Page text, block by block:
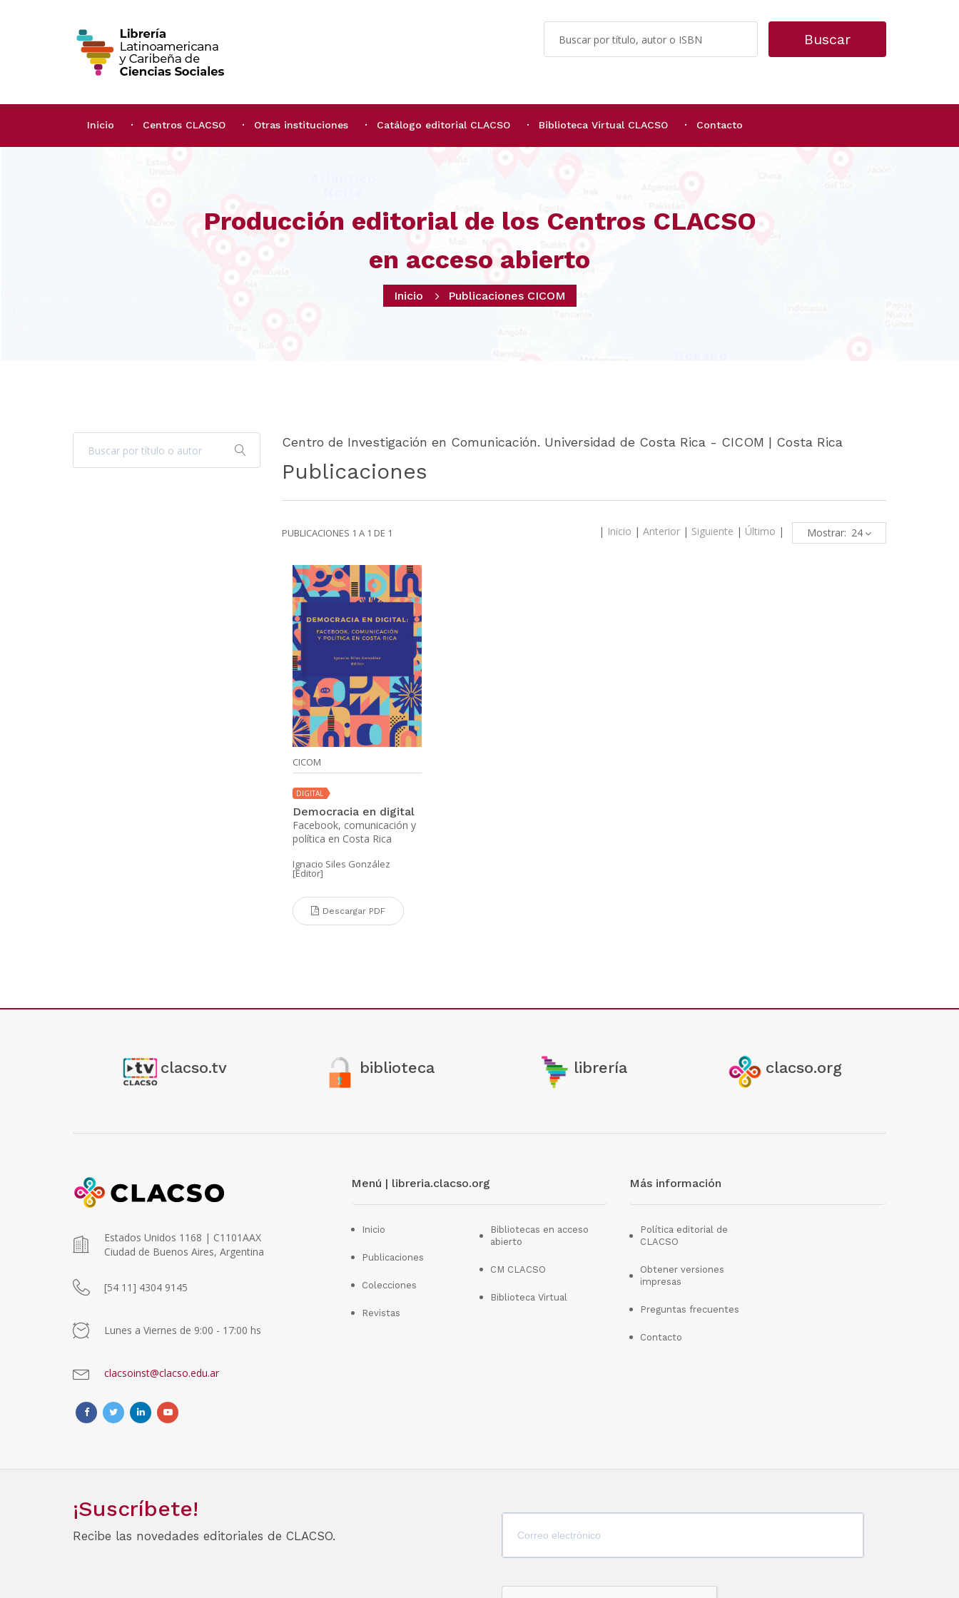
Buscar
Inicio Centros CLACSO Otras instituciones Catálogo editorial CLACSO Biblioteca Virtual CLACSO Contacto
Producción editorial de los Centros CLACSO
en acceso abierto
Inicio Publicaciones CICOM
Centro de Investigación en Comunicación. Universidad de Costa Rica - CICOM | Costa Rica
Publicaciones
PUBLICACIONES 1 A 1 DE 1 | Inicio | Anterior | Siguiente | Último | Mostrar:
CICOM
DIGITAL
Democracia en digital
Facebook, comunicación y
política en Costa Rica
Ignacio Siles González
[Editor]
Descargar PDF
clacso.tv biblioteca librería clacso.org
Estados Unidos 1168 | C1101AAX
Ciudad de Buenos Aires, Argentina
[54 11] 4304 9145
Lunes a Viernes de 9:00 - 17:00 hs
clacsoinst@clacso.edu.ar
Menú | libreria.clacso.org
Inicio
Publicaciones
Colecciones
Revistas
Bibliotecas en acceso
abierto
CM CLACSO
Biblioteca Virtual
Más información
Política editorial de
CLACSO
Obtener versiones
impresas
Preguntas frecuentes
Contacto
¡Suscríbete!
Recibe las novedades editoriales de CLACSO.